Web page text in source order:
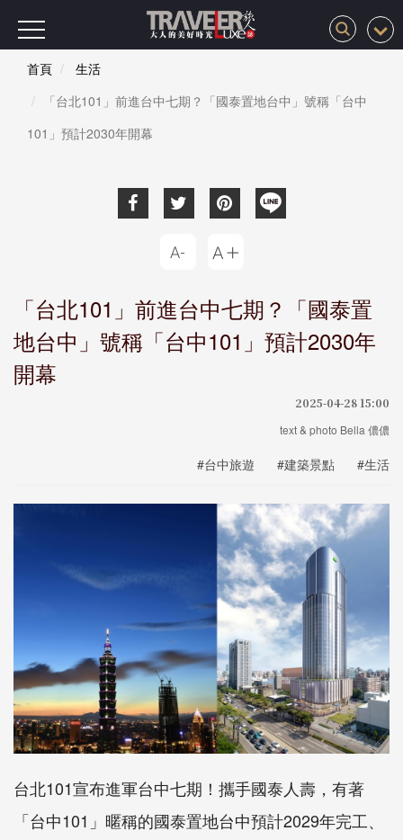
首頁
生活
「台北101」前進台中七期？「國泰置地台中」號稱「台中
101」預計2030年開幕
「台北101」前進台中七期？「國泰置
地台中」號稱「台中101」預計2030年
開幕
2025-04-28 15:00
text & photo Bella 儂儂
#台中旅遊 #建築景點 #生活
台北101宣布進軍台中七期！攜手國泰人壽，有著
「台中101」暱稱的國泰置地台中預計2029年完工、